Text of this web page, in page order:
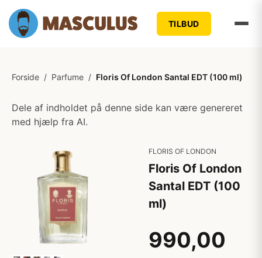
TILBUD
Forside / Parfume / Floris Of London Santal EDT (100 ml)
Dele af indholdet på denne side kan være genereret
med hjælp fra AI.
FLORIS OF LONDON
Floris Of London
Santal EDT (100
ml)
990,00